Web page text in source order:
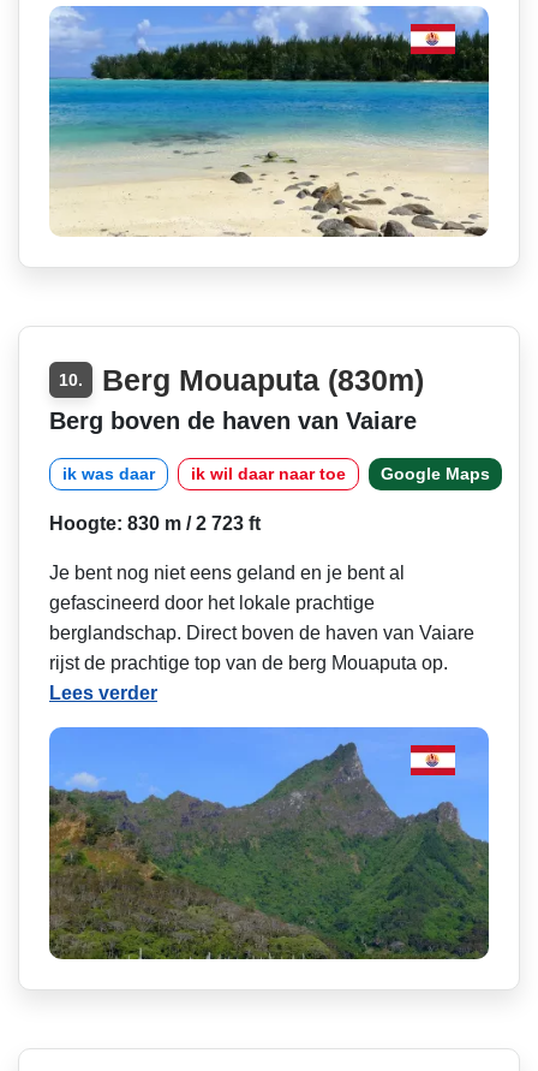
10. Berg Mouaputa (830m)
Berg boven de haven van Vaiare
ik was daar ik wil daar naar toe Google Maps
Hoogte: 830 m / 2 723 ft
Je bent nog niet eens geland en je bent al
gefascineerd door het lokale prachtige
berglandschap. Direct boven de haven van Vaiare
rijst de prachtige top van de berg Mouaputa op.
Lees verder